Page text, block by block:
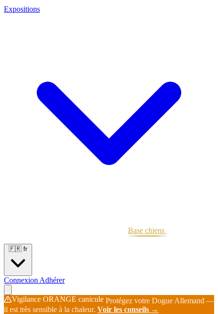
Expositions
Base chiens
🇫🇷 fr
Connexion Adhérer
Vigilance ORANGE canicule Protégez votre Dogue Allemand —
il est très sensible à la chaleur. Voir les conseils →